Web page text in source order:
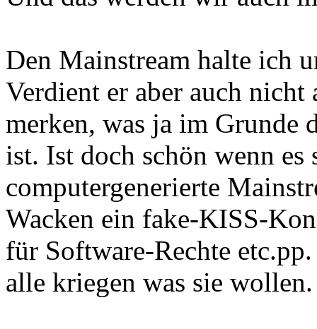
Den Mainstream halte ich
Verdient er aber auch
merken, was ja im Grunde
ist. Ist doch schön wenn
computergenerierte
Wacken ein fake-KISS-
für Software-Rechte
alle kriegen was sie